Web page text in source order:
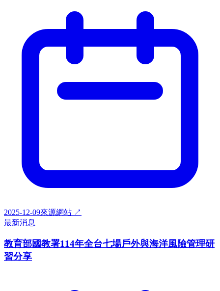
2025-12-09來源網站 ↗
最新消息
教育部國教署114年全台七場戶外與海洋風險管理研
習分享